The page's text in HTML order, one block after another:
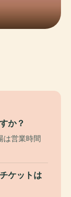
か？
は営業時間
ケットは